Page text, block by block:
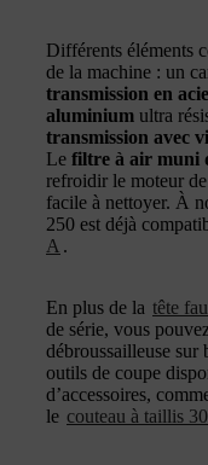
Différents éléments
de la machine : un
transmission en
aluminium ultra
transmission avec
Le filtre à air muni
refroidir le moteur
facile à nettoyer. À
250 est déjà
A .
En plus de la tête
de série, vous
débroussailleuse
outils de coupe
d’accessoires,
le couteau à taillis